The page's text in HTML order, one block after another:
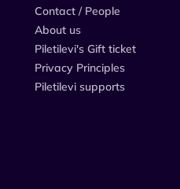
Contact / People
About us
Piletilevi's Gift ticket
Privacy Principles
Piletilevi supports